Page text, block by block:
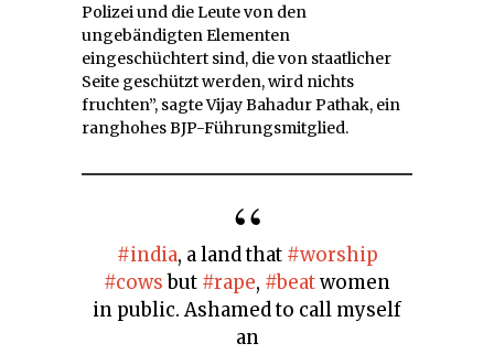
Polizei und die Leute von den
ungebändigten Elementen
eingeschüchtert sind, die von staatlicher
Seite geschützt werden, wird nichts
fruchten”, sagte Vijay Bahadur Pathak, ein
ranghohes BJP-Führungsmitglied.
#india, a land that #worship
#cowsbut #rape, #beatwomen
in public. Ashamed to call myself
an